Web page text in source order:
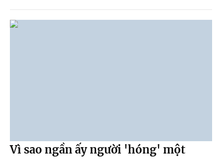
Vì sao ngần ấy người 'hóng' một